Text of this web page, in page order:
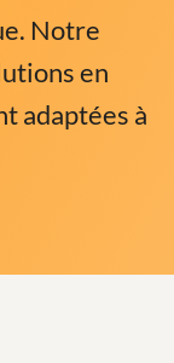
Notre
en
adaptées à